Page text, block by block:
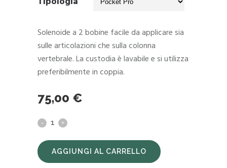
Solenoide a 2 bobine facile da applicare sia
sulle articolazioni che sulla colonna
vertebrale. La custodia è lavabile e si utilizza
preferibilmente in coppia.
75,00 €
Solenoidi
per
Magnum
AGGIUNGI AL CARRELLO